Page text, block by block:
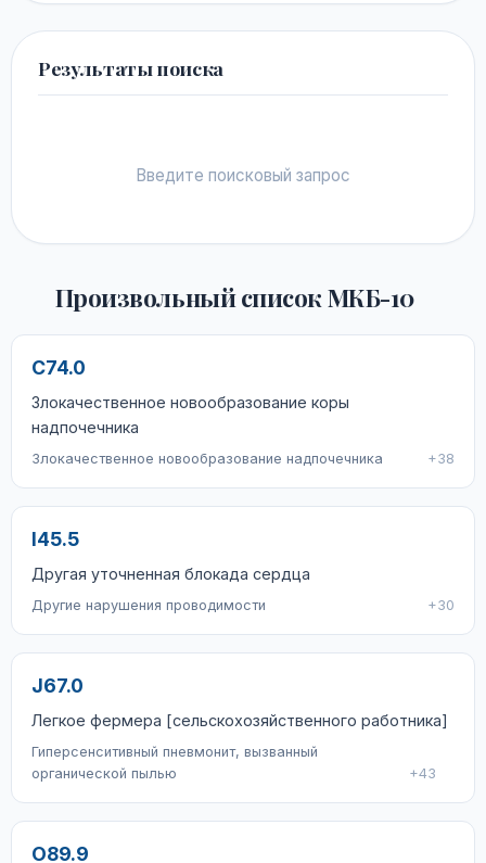
Результаты поиска
Введите поисковый запрос
Произвольный список МКБ-10
C74.0
Злокачественное новообразование коры
надпочечника
Злокачественное новообразование надпочечника +38
I45.5
Другая уточненная блокада сердца
Другие нарушения проводимости +30
J67.0
Легкое фермера [сельскохозяйственного работника]
Гиперсенситивный пневмонит, вызванный
органической пылью
+43
O89.9